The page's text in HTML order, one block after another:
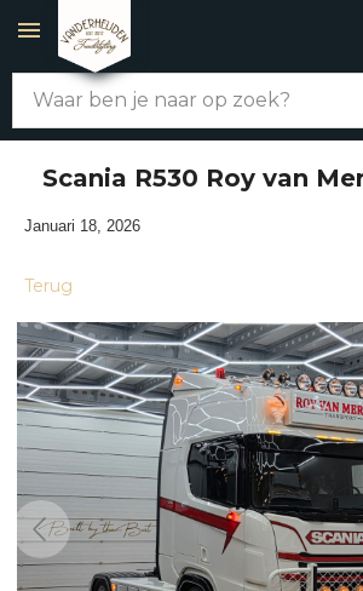
Zoek
WEBSHOP
ALLE PRODUCTEN
MERCHANDISE
SCHAKELAARS
UITLATEN
Scania R530 Roy van
Januari 18, 2026
Terug